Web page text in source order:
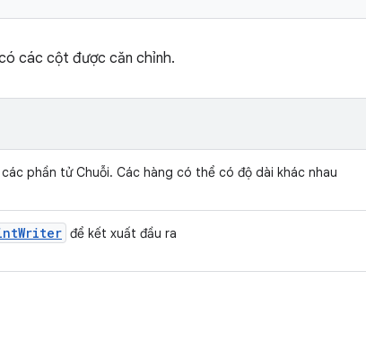
các cột được căn chỉnh.
phần tử Chuỗi. Các hàng có thể có độ dài khác nhau
Writer để kết xuất đầu ra